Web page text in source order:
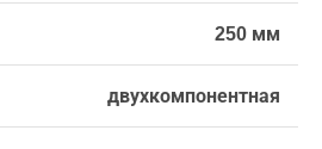
250 мм
двухкомпонентная